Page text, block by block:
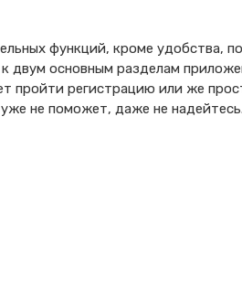
функций, кроме удобства,
двум основным разделам
пройти регистрацию или же
не поможет, даже не надейтесь.